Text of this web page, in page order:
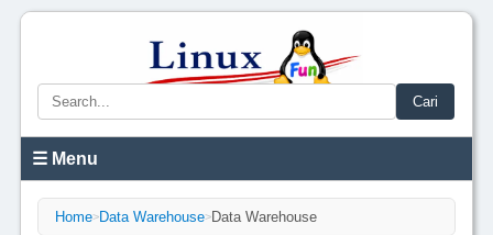
Cari
☰ Menu
Home>Data Warehouse>Data Warehouse